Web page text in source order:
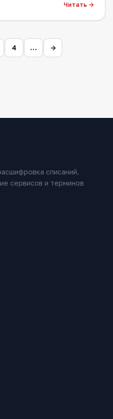
Читать →
4 … →
списаний,
сервисов и терминов